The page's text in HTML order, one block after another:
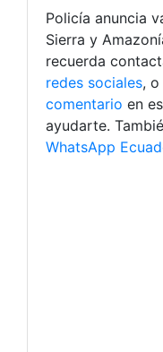
Policía anuncia
Sierra y
recuerda
redes sociales, o
comentario en
ayudarte.
WhatsApp